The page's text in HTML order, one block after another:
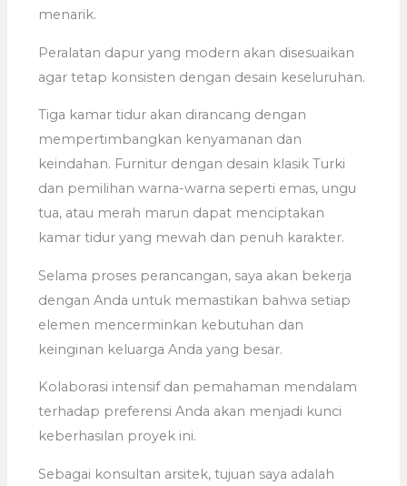
menarik.
Peralatan dapur yang modern akan disesuaikan
agar tetap konsisten dengan desain keseluruhan.
Tiga kamar tidur akan dirancang dengan
mempertimbangkan kenyamanan dan
keindahan. Furnitur dengan desain klasik Turki
dan pemilihan warna-warna seperti emas, ungu
tua, atau merah marun dapat menciptakan
kamar tidur yang mewah dan penuh karakter.
Selama proses perancangan, saya akan bekerja
dengan Anda untuk memastikan bahwa setiap
elemen mencerminkan kebutuhan dan
keinginan keluarga Anda yang besar.
Kolaborasi intensif dan pemahaman mendalam
terhadap preferensi Anda akan menjadi kunci
keberhasilan proyek ini.
Sebagai konsultan arsitek, tujuan saya adalah